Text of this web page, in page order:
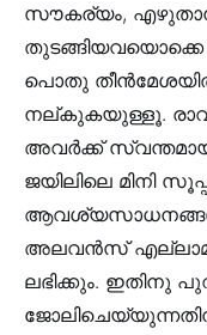
സൗകര്യം,
തുടങ്ങിയവയൊക്കെ
പൊതു
നല്കുകയുള്ളൂ.
അവര്‍ക്ക്
ജയിലിലെ മിനി
അലവന്‍സ്
ലഭിക്കും. ഇതിനു